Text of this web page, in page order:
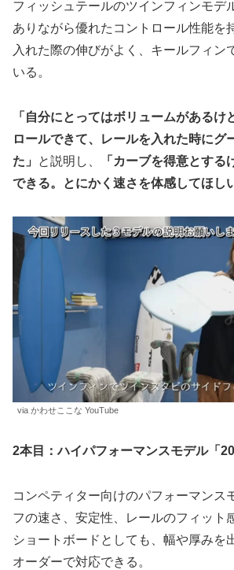
フィッシュテールのツインフィンモデ
ありながら優れたコントロール性能を
入れた際の伸びがよく、キールフィン
いる。
「自分にとってはボリュームがあるけ
ロールできて、レールを入れた時にグ
た」
と説明し、
「カーブを得意とする
できる。とにかく速さを体感してほし
via かわせここな YouTube
2本目：ハイパフォーマンスモデル「
コンペティター向けのパフォーマンス
フの速さ、安定性、レールのフィット
ショートボードとしても、幅や厚みを
オーダーで対応できる。